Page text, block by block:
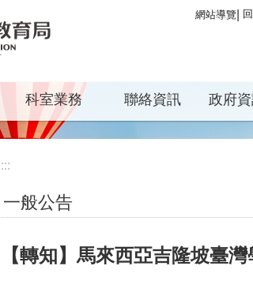
網站導覽
科室業務 聯絡資訊 政府
:::
一般公告
【轉知】馬來西亞吉隆坡臺